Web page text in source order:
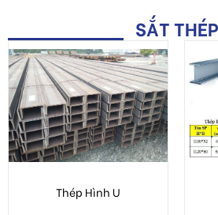
Thép Hình U
0 đ